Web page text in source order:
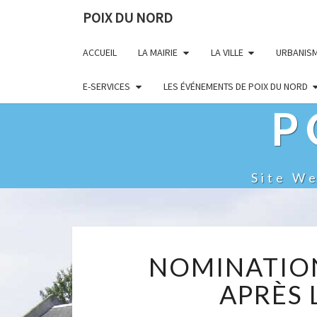
POIX DU NORD
ACCUEIL LA MAIRIE LA VILLE
E-SERVICES LES ÉVÉNEMENTS DE POIX DU NORD
Site
APRÈS